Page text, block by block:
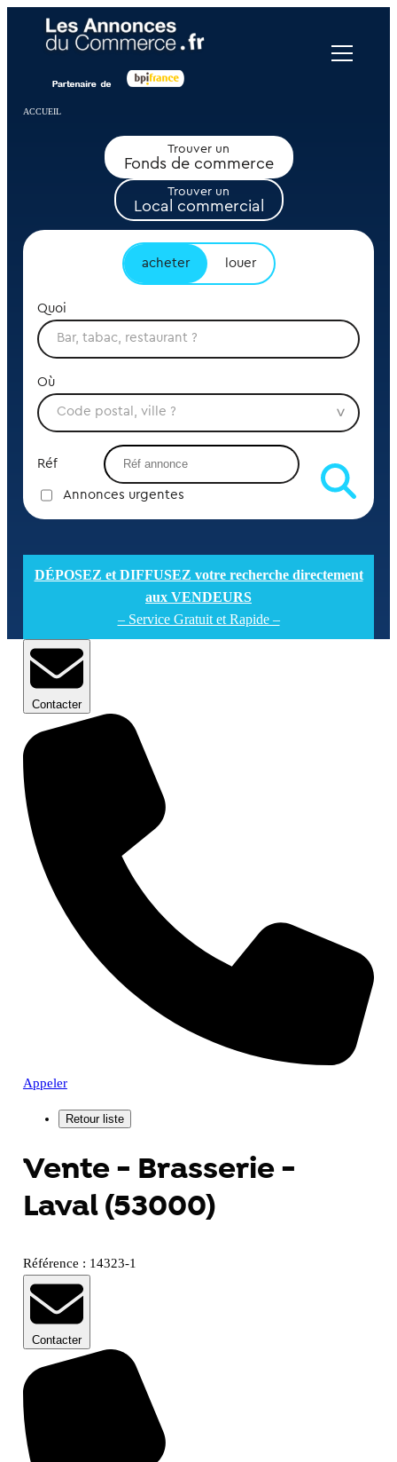
ACCUEIL
Trouver un
Fonds de commerce
Trouver un
Local commercial
acheter louer
Quoi
Où
Réf
Annonces urgentes
DÉPOSEZ et DIFFUSEZ votre recherche directement
aux VENDEURS
– Service Gratuit et Rapide –
Contacter
Appeler
Vente - Brasserie -
Laval (53000)
Référence : 14323-1
Contacter
Panneau de gestion des cookies